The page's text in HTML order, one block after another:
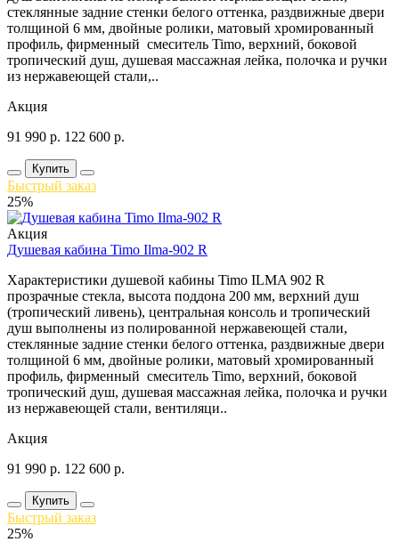
стеклянные задние стенки белого оттенка, раздвижные двери
толщиной 6 мм, двойные ролики, матовый хромированный
профиль, фирменный смеситель Timo, верхний, боковой
тропический душ, душевая массажная лейка, полочка и ручки
из нержавеющей стали,..
Акция
91 990 р. 122 600 р.
Купить
Быстрый заказ
25%
Акция
Душевая кабина Timo Ilma-902 R
Характеристики душевой кабины Timo ILMA 902 R
прозрачные стекла, высота поддона 200 мм, верхний душ
(тропический ливень), центральная консоль и тропический
душ выполнены из полированной нержавеющей стали,
стеклянные задние стенки белого оттенка, раздвижные двери
толщиной 6 мм, двойные ролики, матовый хромированный
профиль, фирменный смеситель Timo, верхний, боковой
тропический душ, душевая массажная лейка, полочка и ручки
из нержавеющей стали, вентиляци..
Акция
91 990 р. 122 600 р.
Купить
Быстрый заказ
25%